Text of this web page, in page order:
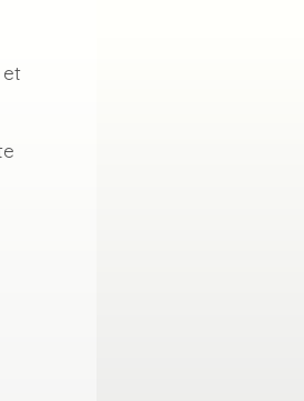
et